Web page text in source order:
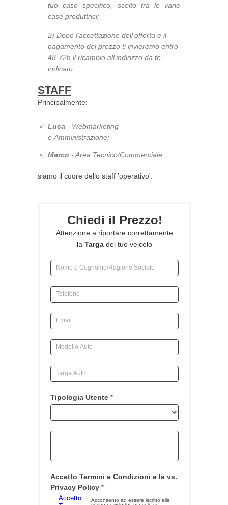
tuo caso specifico, scelto tra le varie
case produttrici;
2) Dopo l’accettazione dell’offerta e il
pagamento del prezzo ti invieremo entro
48-72h il ricambio all’indirizzo da te
indicato.
STAFF
Principalmente:
Luca - Webmarketing
e Amministrazione;
Marco - Area Tecnico/Commerciale;
siamo il cuore dello staff 'operativo'.
Chiedi il Prezzo!
Attenzione a riportare correttamente
la Targa del tuo veicolo
Tipologia Utente *
Accetto Termini e Condizioni e la vs.
Privacy Policy *
Accetto
Acconsento ad essere iscritto alle